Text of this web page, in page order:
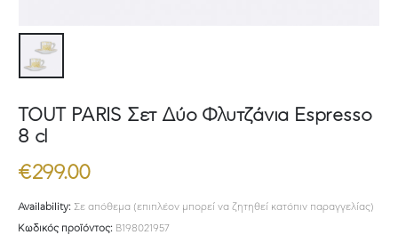
TOUT PARIS Σετ Δύο Φλυτζάνια Espresso
8 cl
€299.00
Availability: Σε απόθεμα (επιπλέον μπορεί να ζητηθεί κατόπιν παραγγελίας)
Κωδικός προϊόντος: B198021957